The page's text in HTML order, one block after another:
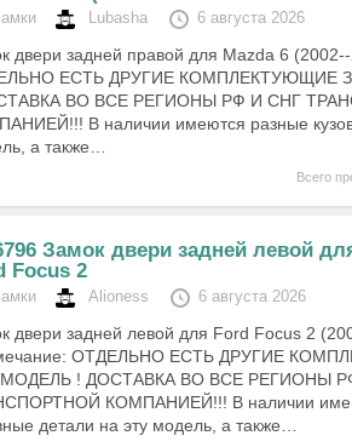
Lubasha 6 августа 2026
двери задней правой для Mazda 6
ЕСТЬ ДРУГИЕ КОМПЛЕКТУЮЩИЕ
ВО ВСЕ РЕГИОНЫ РФ И СНГ
В наличии имеются разные
а также…
Всего
Замок двери задней левой
Focus 2
Alioness 6 августа 2026
двери задней левой для Ford Focus 2
ОТДЕЛЬНО ЕСТЬ ДРУГИЕ
! ДОСТАВКА ВО ВСЕ РЕГИОНЫ
КОМПАНИЕЙ!!! В наличии
детали на эту модель, а также…